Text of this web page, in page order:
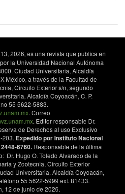
13, 2026, es una revista que publica en
la Universidad Nacional Autónoma
Ciudad Universitaria, Alcaldía
México, a través de la Facultad de
Circuito Exterior s/n, segundo
Alcaldía Coyoacán, C. P.
55 5622-5883.
. Correo
. Editor responsable Dr.
de Derechos al uso Exclusivo
203. Expedido por Instituto Nacional
6760. Responsable de la última
Dr. Hugo O. Toledo Alvarado de la
y Zootecnia, Circuito Exterior
Universitaria, Alcaldía Coyoacán,
55 5622-5999 ext. 81433.
12 de junio de 2026.